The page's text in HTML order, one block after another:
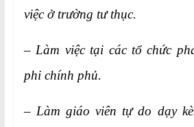
việc ở trường tư thục.
– Làm việc tại các tổ chức
phi chính phủ.
– Làm giáo viên tự do dạy